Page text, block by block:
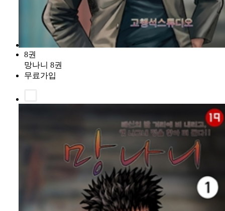
8권
망나니 8권
무료가입